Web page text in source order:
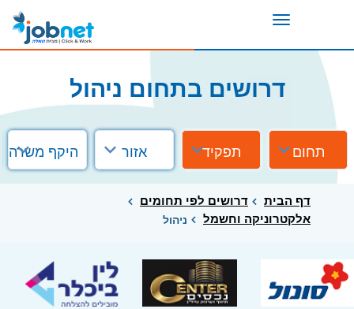
Toggle
דרושים בתחום ניהול
תחום תפקיד אזור היקף משרה
דף הבית
דרושים לפי תחומים
אלקטרוניקה וחשמל
ניהול